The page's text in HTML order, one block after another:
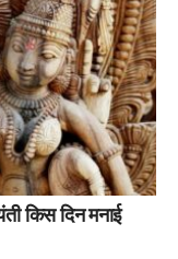
किस दिन मनाई